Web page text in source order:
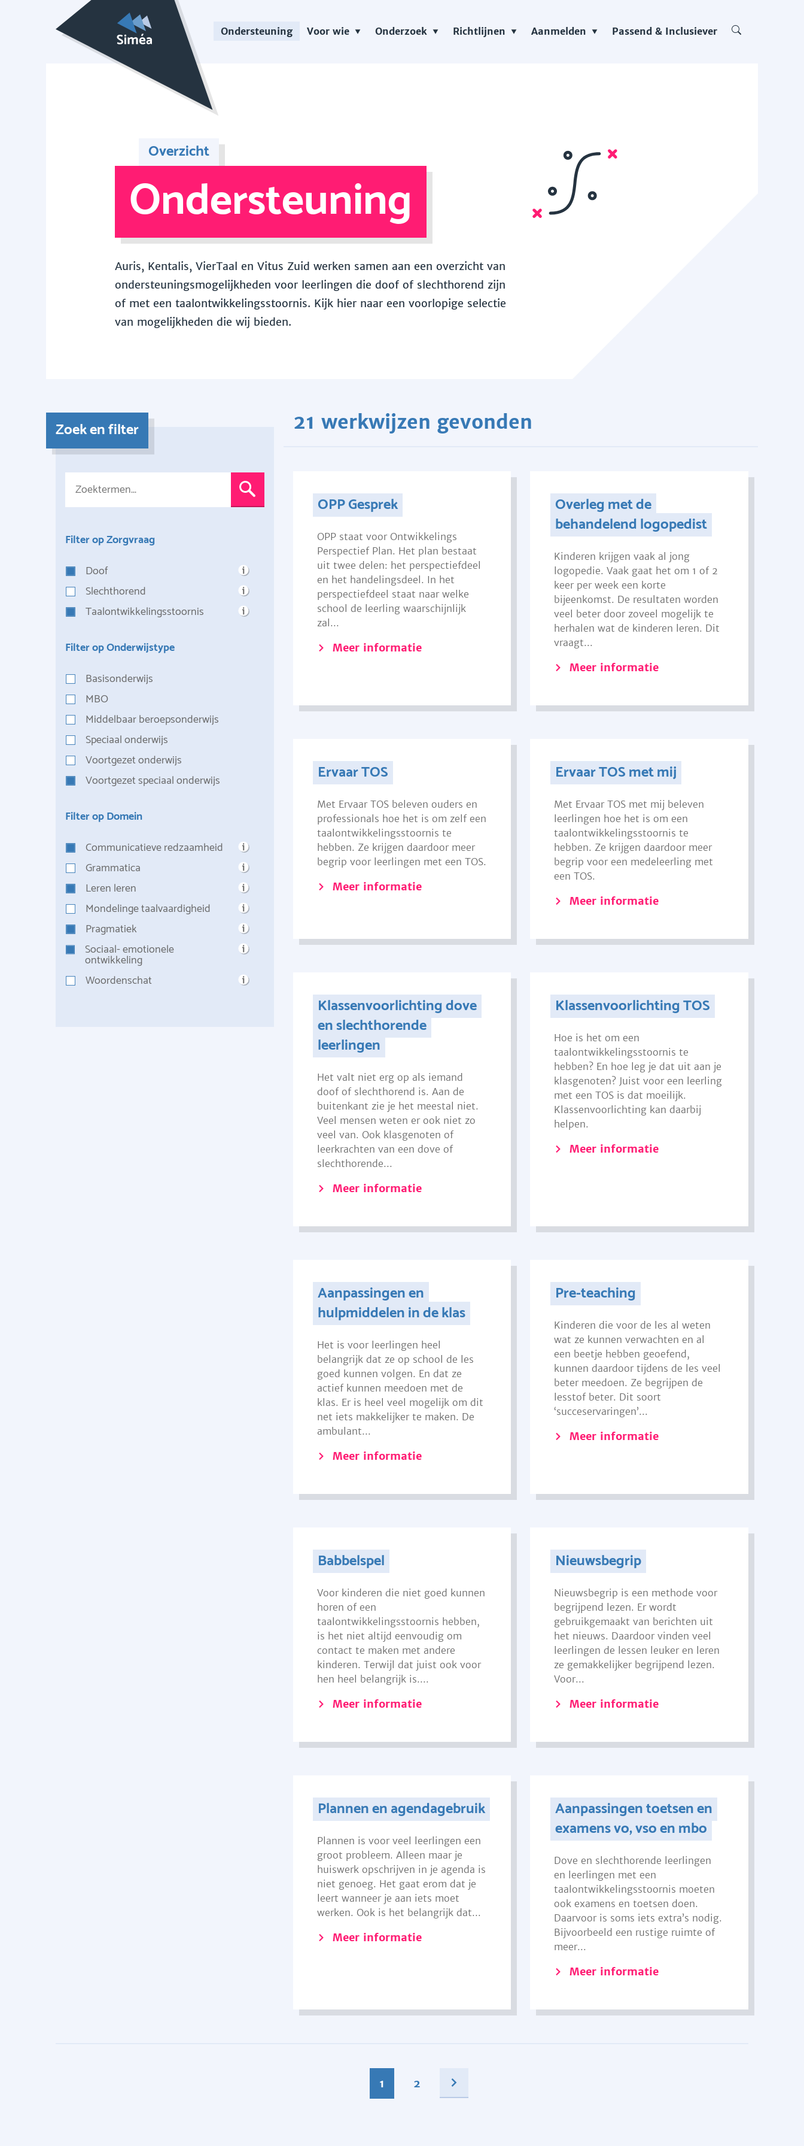
Ondersteuning Voor wie Onderzoek Richtlijnen Aanmelden Passend & Inclusiever
Overzicht
Ondersteuning
Auris, Kentalis, VierTaal en Vitus Zuid werken samen aan een overzicht van
ondersteuningsmogelijkheden voor leerlingen die doof of slechthorend zijn
of met een taalontwikkelingsstoornis. Kijk hier naar een voorlopige selectie
van mogelijkheden die wij bieden.
Zoek en filter
Filter op Zorgvraag
Doof
Slechthorend
Taalontwikkelingsstoornis
Filter op Onderwijstype
Basisonderwijs
MBO
Middelbaar beroepsonderwijs
Speciaal onderwijs
Voortgezet onderwijs
Voortgezet speciaal onderwijs
Filter op Domein
Communicatieve redzaamheid
Grammatica
Leren leren
Mondelinge taalvaardigheid
Pragmatiek
Sociaal- emotionele
ontwikkeling
Woordenschat
21 werkwijzen gevonden
OPP Gesprek
OPP staat voor Ontwikkelings
Perspectief Plan. Het plan bestaat
uit twee delen: het perspectiefdeel
en het handelingsdeel. In het
perspectiefdeel staat naar welke
school de leerling waarschijnlijk
zal...
Meer informatie
Overleg met de
behandelend logopedist
Kinderen krijgen vaak al jong
logopedie. Vaak gaat het om 1 of 2
keer per week een korte
bijeenkomst. De resultaten worden
veel beter door zoveel mogelijk te
herhalen wat de kinderen leren. Dit
vraagt...
Meer informatie
Ervaar TOS
Met Ervaar TOS beleven ouders en
professionals hoe het is om zelf een
taalontwikkelingsstoornis te
hebben. Ze krijgen daardoor meer
begrip voor leerlingen met een TOS.
Meer informatie
Ervaar TOS met mij
Met Ervaar TOS met mij beleven
leerlingen hoe het is om een
taalontwikkelingsstoornis te
hebben. Ze krijgen daardoor meer
begrip voor een medeleerling met
een TOS.
Meer informatie
Klassenvoorlichting dove
en slechthorende
leerlingen
Het valt niet erg op als iemand
doof of slechthorend is. Aan de
buitenkant zie je het meestal niet.
Veel mensen weten er ook niet zo
veel van. Ook klasgenoten of
leerkrachten van een dove of
slechthorende...
Meer informatie
Klassenvoorlichting TOS
Hoe is het om een
taalontwikkelingsstoornis te
hebben? En hoe leg je dat uit aan je
klasgenoten? Juist voor een leerling
met een TOS is dat moeilijk.
Klassenvoorlichting kan daarbij
helpen.
Meer informatie
Aanpassingen en
hulpmiddelen in de klas
Het is voor leerlingen heel
belangrijk dat ze op school de les
goed kunnen volgen. En dat ze
actief kunnen meedoen met de
klas. Er is heel veel mogelijk om dit
net iets makkelijker te maken. De
ambulant...
Meer informatie
Pre-teaching
Kinderen die voor de les al weten
wat ze kunnen verwachten en al
een beetje hebben geoefend,
kunnen daardoor tijdens de les veel
beter meedoen. Ze begrijpen de
lesstof beter. Dit soort
‘succeservaringen’...
Meer informatie
Babbelspel
Voor kinderen die niet goed kunnen
horen of een
taalontwikkelingsstoornis hebben,
is het niet altijd eenvoudig om
contact te maken met andere
kinderen. Terwijl dat juist ook voor
hen heel belangrijk is....
Meer informatie
Nieuwsbegrip
Nieuwsbegrip is een methode voor
begrijpend lezen. Er wordt
gebruikgemaakt van berichten uit
het nieuws. Daardoor vinden veel
leerlingen de lessen leuker en leren
ze gemakkelijker begrijpend lezen.
Voor...
Meer informatie
Plannen en agendagebruik
Plannen is voor veel leerlingen een
groot probleem. Alleen maar je
huiswerk opschrijven in je agenda is
niet genoeg. Het gaat erom dat je
leert wanneer je aan iets moet
werken. Ook is het belangrijk dat...
Meer informatie
Aanpassingen toetsen en
examens vo, vso en mbo
Dove en slechthorende leerlingen
en leerlingen met een
taalontwikkelingsstoornis moeten
ook examens en toetsen doen.
Daarvoor is soms iets extra’s nodig.
Bijvoorbeeld een rustige ruimte of
meer...
Meer informatie
1 2